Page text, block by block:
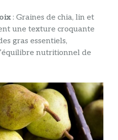
: Graines de chia, lin et
une texture croquante
gras essentiels,
nutritionnel de